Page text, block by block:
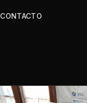
CONTACTO